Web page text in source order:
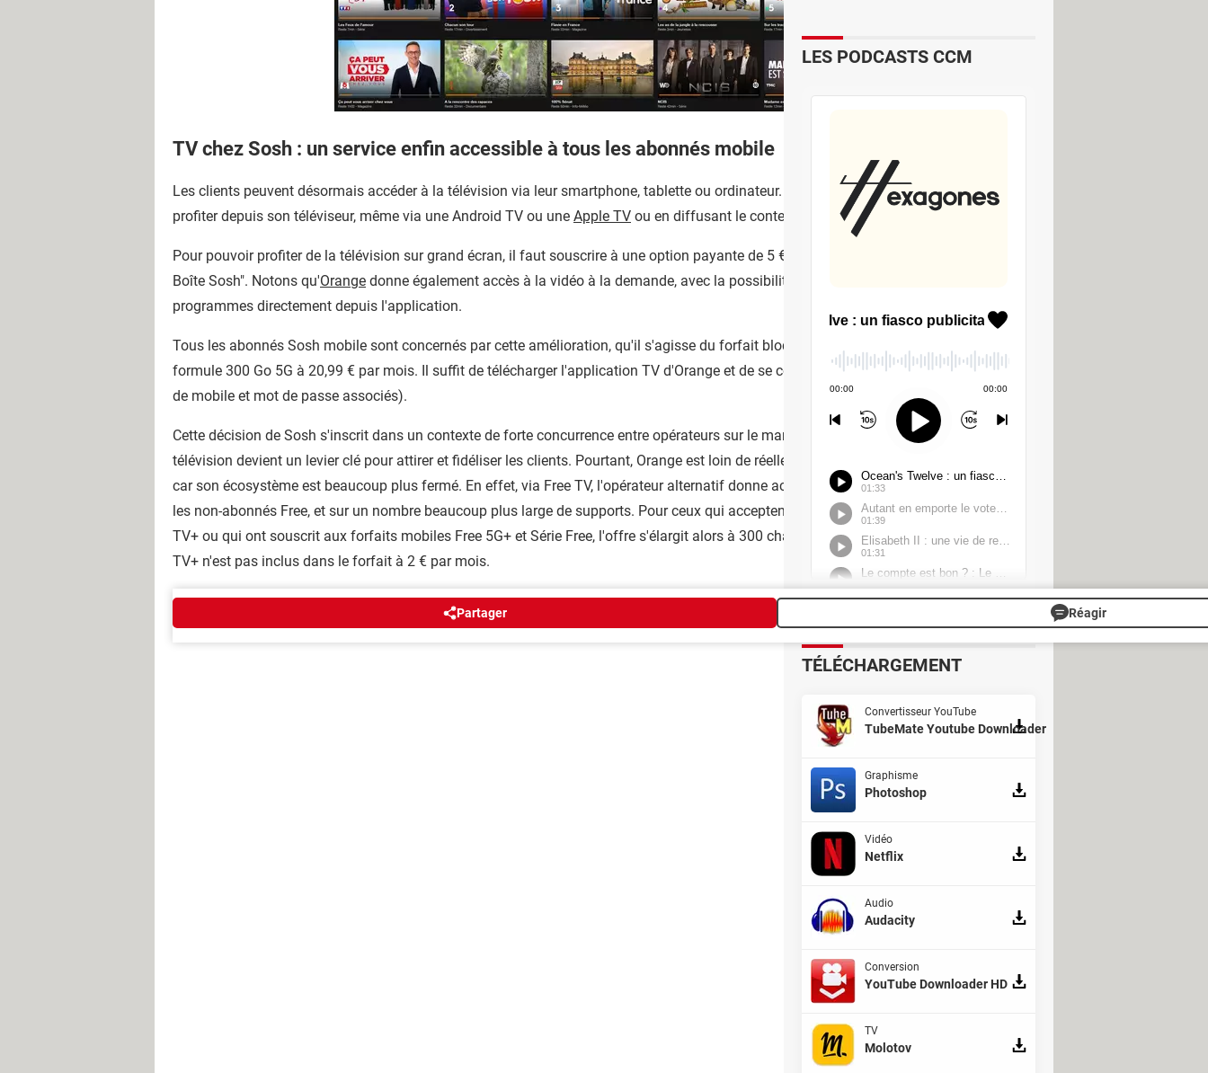
TV chez Sosh : un service enfin accessible à tous les abonnés mobile
Les clients peuvent désormais accéder à la télévision via leur smartphone, tablette ou ordinateur. En revanche, il n'est pas possible d'en
profiter depuis son téléviseur, même via une Android TV ou une Apple TV ou en diffusant le contenu vers un téléviseur via Chromecast.
Pour pouvoir profiter de la télévision sur grand écran, il faut souscrire à une option payante de 5 € par mois ou passer par une offre "La
Boîte Sosh". Notons qu'Orange donne également accès à la vidéo à la demande, avec la possibilité de louer ou d'acheter des films et
programmes directement depuis l'application.
Tous les abonnés Sosh mobile sont concernés par cette amélioration, qu'il s'agisse du forfait bloqué 1 Go à 1,99 € par mois ou de la
formule 300 Go 5G à 20,99 € par mois. Il suffit de télécharger l'application TV d'Orange et de se connecter avec ses identifiants (numéro
de mobile et mot de passe associés).
Cette décision de Sosh s'inscrit dans un contexte de forte concurrence entre opérateurs sur le marché français des télécoms, où la
télévision devient un levier clé pour attirer et fidéliser les clients. Pourtant, Orange est loin de réellement concurrencer ce que propose Free
car son écosystème est beaucoup plus fermé. En effet, via Free TV, l'opérateur alternatif donne accès gratuitement à 170 chaînes pour
les non-abonnés Free, et sur un nombre beaucoup plus large de supports. Pour ceux qui acceptent de souscrire à l'offre payante Free
TV+ ou qui ont souscrit aux forfaits mobiles Free 5G+ et Série Free, l'offre s'élargit alors à 300 chaînes. Notons toutefois que Free
TV+ n'est pas inclus dans le forfait à 2 € par mois.
Partager Réagir
LES PODCASTS CCM
TÉLÉCHARGEMENT
Convertisseur YouTube
TubeMate Youtube Downloader
Graphisme
Photoshop
Vidéo
Netflix
Audio
Audacity
Conversion
YouTube Downloader HD
TV
Molotov